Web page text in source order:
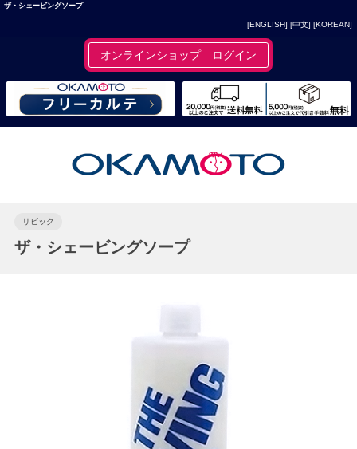
ザ・シェービングソープ
[ENGLISH] [中文] [KOREAN]
オンラインショップ ログイン
リビック
ザ・シェービングソープ